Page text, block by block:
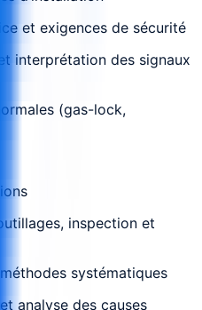
et exigences de sécurité
interprétation des signaux
(gas-lock,
inspection et
systématiques
analyse des causes